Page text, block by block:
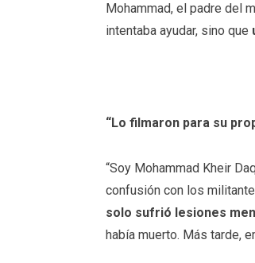
Mohammad, el padre del
intentaba ayudar, sino que
“Lo filmaron para su
“Soy Mohammad Kheir
confusión con los
solo sufrió lesiones
había muerto. Más tarde,